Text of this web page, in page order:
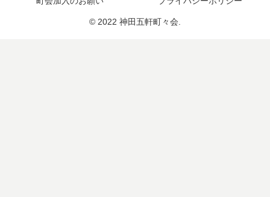
© 2022 神田五軒町々会.